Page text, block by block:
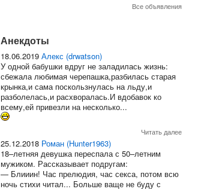
Все объявления
Анекдоты
18.06.2019 Алекс (drwatson)
У одной бабушки вдруг не заладилась жизнь:
сбежала любимая черепашка,разбилась старая
крынка,и сама поскользнулась на льду,и
разболелась,и расхворалась.И вдобавок ко
всему,ей привезли на несколько...
Читать далее
25.12.2018 Роман (Hunter1963)
18–летняя девушка переспала с 50–летним
мужиком. Рассказывает подругам:
— Блииин! Час прелюдия, час секса, потом всю
ночь стихи читал... Больше ваще не буду с